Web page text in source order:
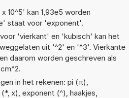
10^5' kan 1,93e5 worden
staat voor 'exponent'.
'vierkant' en 'kubisch' kan het
uit '^2' en '^3'. Vierkante
daarom worden geschreven als
in het rekenen: pi (π),
x), exponent (^), haakjes,